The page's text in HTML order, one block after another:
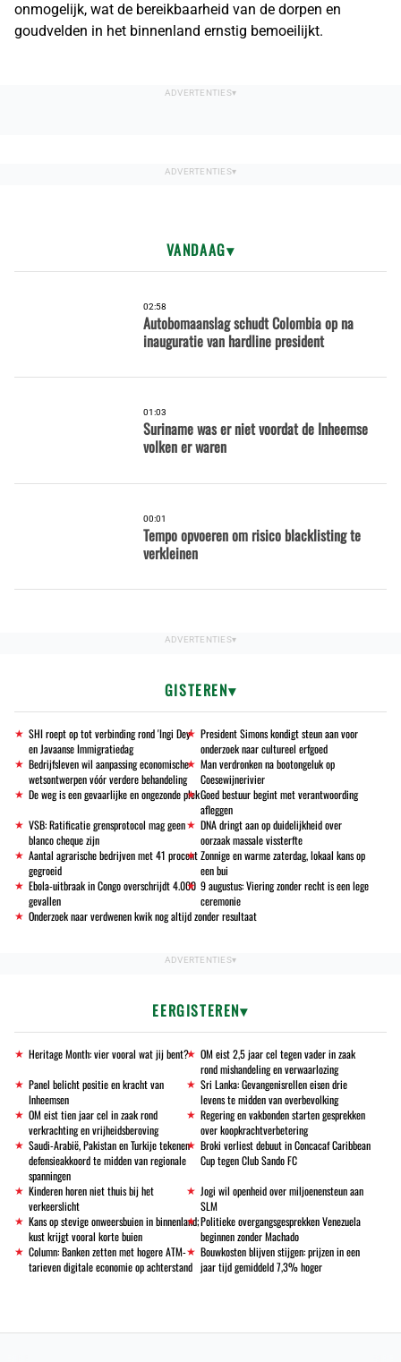
onmogelijk, wat de bereikbaarheid van de dorpen en
goudvelden in het binnenland ernstig bemoeilijkt.
VANDAAG
02:58
Autobomaanslag schudt Colombia op na
inauguratie van hardline president
01:03
Suriname was er niet voordat de Inheemse
volken er waren
00:01
Tempo opvoeren om risico blacklisting te
verkleinen
GISTEREN
SHI roept op tot verbinding rond 'Ingi Dey'
en Javaanse Immigratiedag
President Simons kondigt steun aan voor
onderzoek naar cultureel erfgoed
Bedrijfsleven wil aanpassing economische
wetsontwerpen vóór verdere behandeling
Man verdronken na bootongeluk op
Coesewijnerivier
De weg is een gevaarlijke en ongezonde plekGoed bestuur begint met verantwoording
afleggen
VSB: Ratificatie grensprotocol mag geen
blanco cheque zijn
DNA dringt aan op duidelijkheid over
oorzaak massale vissterfte
Aantal agrarische bedrijven met 41 procent
gegroeid
Zonnige en warme zaterdag, lokaal kans op
een bui
Ebola-uitbraak in Congo overschrijdt 4.000
gevallen
9 augustus: Viering zonder recht is een lege
ceremonie
Onderzoek naar verdwenen kwik nog altijd zonder resultaat
EERGISTEREN
Heritage Month: vier vooral wat jij bent?
OM eist 2,5 jaar cel tegen vader in zaak
rond mishandeling en verwaarlozing
Panel belicht positie en kracht van
Inheemsen
Sri Lanka: Gevangenisrellen eisen drie
levens te midden van overbevolking
OM eist tien jaar cel in zaak rond
verkrachting en vrijheidsberoving
Regering en vakbonden starten gesprekken
over koopkrachtverbetering
Saudi-Arabië, Pakistan en Turkije tekenen
defensieakkoord te midden van regionale
spanningen
Broki verliest debuut in Concacaf Caribbean
Cup tegen Club Sando FC
Kinderen horen niet thuis bij het
verkeerslicht
Jogi wil openheid over miljoenensteun aan
SLM
Kans op stevige onweersbuien in binnenland;
kust krijgt vooral korte buien
Politieke overgangsgesprekken Venezuela
beginnen zonder Machado
Column: Banken zetten met hogere ATM-
tarieven digitale economie op achterstand
Bouwkosten blijven stijgen: prijzen in een
jaar tijd gemiddeld 7,3% hoger